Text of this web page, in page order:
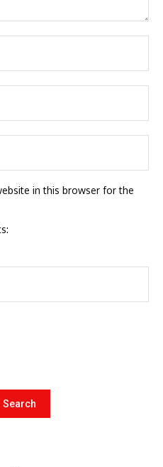
in this browser for the
Search